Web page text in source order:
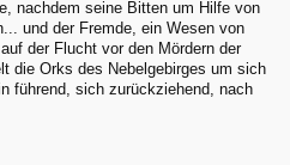
nachdem seine Bitten um Hilfe von
und der Fremde, ein Wesen von
der Flucht vor den Mördern der
die Orks des Nebelgebirges um sich
führend, sich zurückziehend, nach